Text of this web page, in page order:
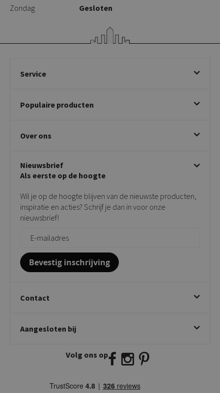
Zondag
Gesloten
Service
Betalen & annuleren
Klachtafhandeling
Privacy policy
Populaire producten
Draaibare eetkamerstoelen
Taupe stoelen
Tuinstoelen
Bijzettafels
Over ons
Showroom
Contact
Onderhoudsproducten
Vloerbescherming
Giftcards
Nieuwsbrief
Als eerste op de hoogte
Wil je op de hoogte blijven van de nieuwste producten,
inspiratie en acties? Schrijf je dan in voor onze
nieuwsbrief!
Bevestig inschrijving
Contact
Twijnstraweg 2
info@kickcollection.nl
Aangesloten bij
Volg ons op